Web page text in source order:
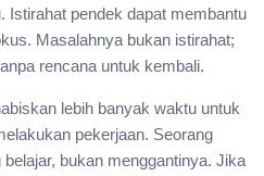
Istirahat pendek dapat membantu
Masalahnya bukan istirahat;
rencana untuk kembali.
lebih banyak waktu untuk
pekerjaan. Seorang
bukan menggantinya. Jika